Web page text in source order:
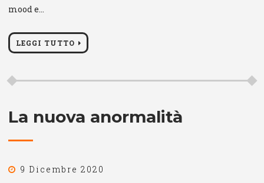
mood e…
LEGGI TUTTO
La nuova anormalità
9 Dicembre 2020